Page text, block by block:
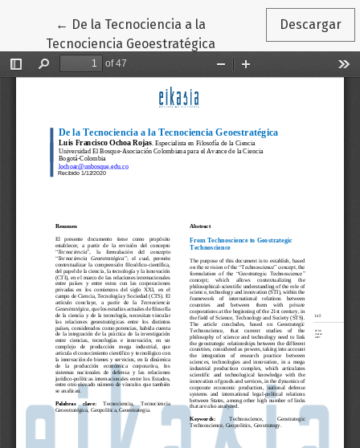
← Volver a los detalles del artículo
De la Tecnociencia a la
Tecnociencia Geoestratégica
Descargar